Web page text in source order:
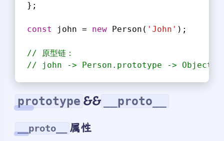
};
const john = new Person( 'John' );
// 原型链：
// john -> Person.prototype ->
prototype && __proto__
__proto__ 属性